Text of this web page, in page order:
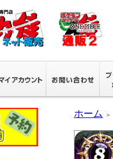
ホーム ＞